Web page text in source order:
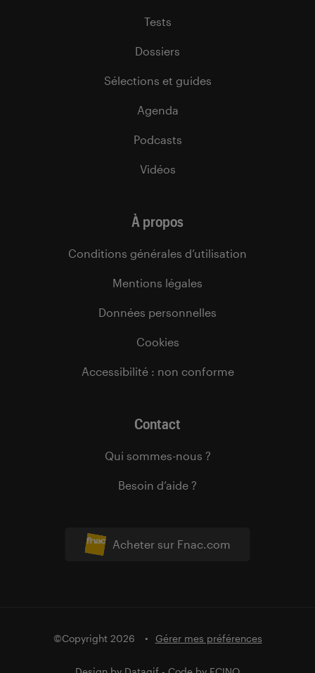
Acheter sur Fnac.com
Tests
Dossiers
Sélections et guides
Agenda
Podcasts
Vidéos
À propos
Conditions générales d’utilisation
Mentions légales
Données personnelles
Cookies
Accessibilité : non conforme
Contact
Qui sommes-nous ?
Besoin d’aide ?
©Copyright 2026 Gérer mes préférences